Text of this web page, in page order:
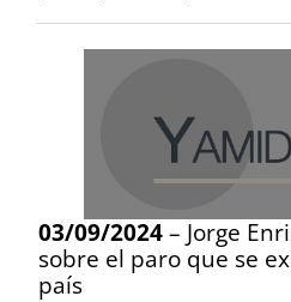
03/09/2024 – Jorge
sobre el paro que se
país